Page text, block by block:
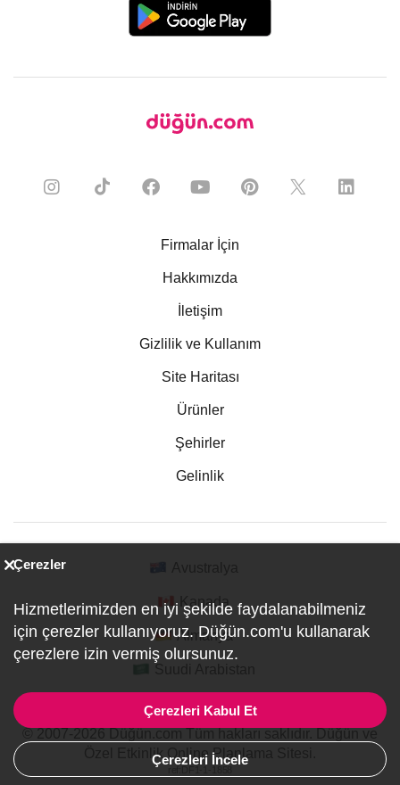
Firmalar İçin
Hakkımızda
İletişim
Gizlilik ve Kullanım
Site Haritası
Ürünler
Şehirler
Gelinlik
Kanada
Almanya
Özel Etkinlik Online Planlama Sitesi.
Çerezler
Hizmetlerimizden en iyi şekilde faydalanabilmeniz
için çerezler kullanıyoruz. Düğün.com'u kullanarak
çerezlere izin vermiş olursunuz.
Çerezleri Kabul Et
Çerezleri İncele